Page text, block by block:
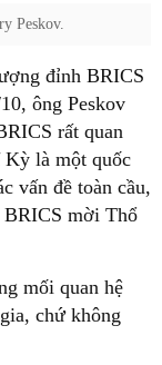
Peskov.
đỉnh BRICS
ông Peskov
rất quan
Kỳ là một quốc
vấn đề toàn cầu,
BRICS mời Thổ
mối quan hệ
chứ không